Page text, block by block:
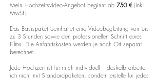
Mein Hochzeitsvideo-Angebot beginnt ab 750 € (inkl.
MwSt).
Das Basispaket beinhaltet eine Videobegleitung von bis
zu 3 Stunden sowie den professionellen Schnitt eures
Films. Die Anfahrtskosten werden je nach Ort separat
berechnet.
Jede Hochzeit ist für mich individuell – deshalb arbeite
ich nicht mit Standardpaketen, sondern erstelle für jedes